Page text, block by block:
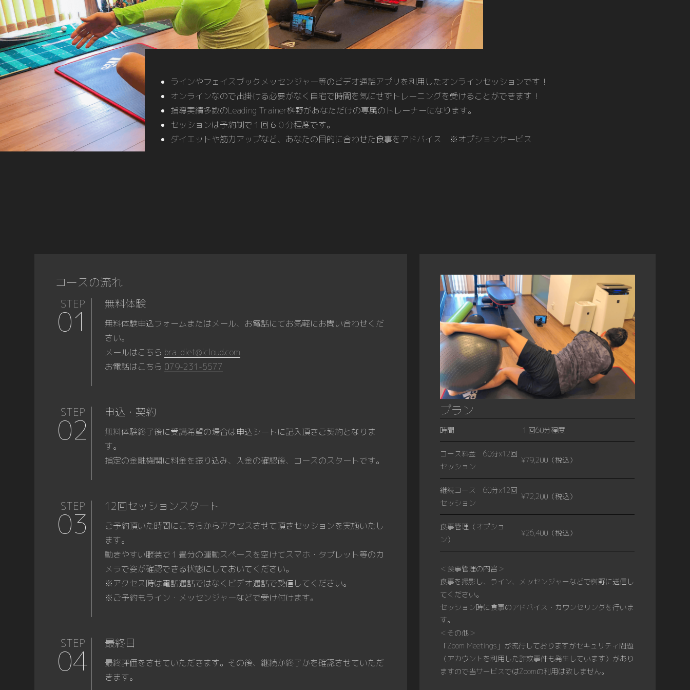
ラインやフェイスブックメッセンジャー等のビデオ通話アプリを利用したオンラインセッションです！
オンラインなので出掛ける必要がなく自宅で時間を気にせずトレーニングを受けることができます！
指導実績多数のLeading Trainer桝野があなただけの専属のトレーナーになります。
セッションは予約制で１回６０分程度です。
ダイエットや筋力アップなど、あなたの目的に合わせた食事をアドバイス ※オプションサービス
コースの流れ
STEP
01 無料体験
無料体験申込フォームまたはメール、お電話にてお気軽にお問い合わせくだ
さい。
メールはこちら bra_diet@icloud.com
お電話はこちら 079-231-5577
STEP
02 申込・契約
無料体験終了後に受講希望の場合は申込シートに記入頂きご契約となりま
す。
指定の金融機関に料金を振り込み、入金の確認後、コースのスタートです。
STEP
03 12回セッションスタート
ご予約頂いた時間にこちらからアクセスさせて頂きセッションを実施いたし
ます。
動きやすい服装で１畳分の運動スペースを空けてスマホ・タブレット等のカ
メラで姿が確認できる状態にしておいてください。
※アクセス時は電話通話ではなくビデオ通話で受信してください。
※ご予約もライン・メッセンジャーなどで受け付けます。
STEP
04 最終日
最終評価をさせていただきます。その後、継続か終了かを確認させていただ
きます。
プラン
時間 １回60分程度
コース料金 60分x12回
セッション
¥79,200（税込）
継続コース 60分x12回
セッション
¥72,200（税込）
食事管理（オプショ
ン）
¥26,400（税込）
＜食事管理の内容＞
食事を撮影し、ライン、メッセンジャーなどで桝野に送信し
てください。
セッション時に食事のアドバイス・カウンセリングを行いま
す。
＜その他＞
「Zoom Meetings」が流行しておりますがセキュリティ問題
（アカウントを利用した詐欺事件も発生しています）があり
ますので当サービスではZoomの利用は致しません。